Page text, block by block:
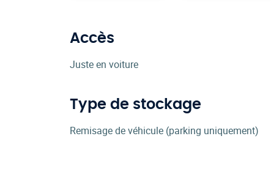
Accès
Juste en voiture
Type de stockage
Remisage de véhicule (parking uniquement)